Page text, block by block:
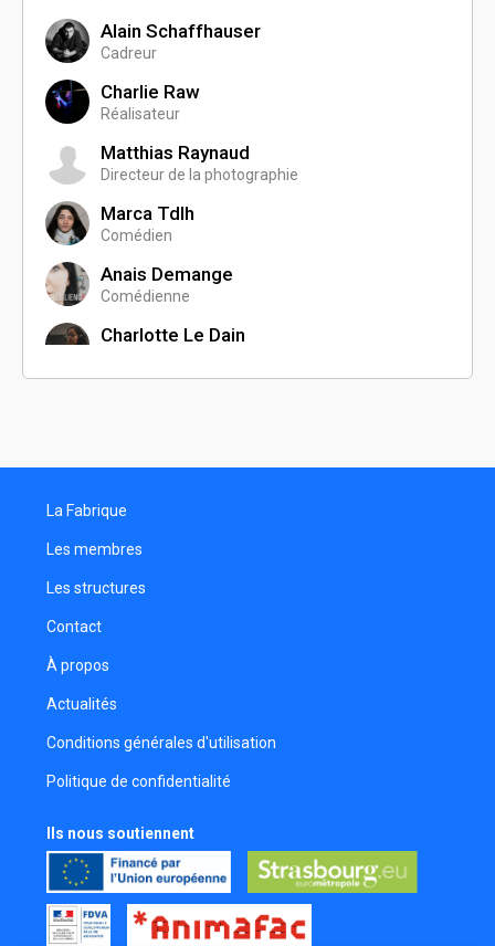
Alain Schaffhauser
Cadreur
Charlie Raw
Réalisateur
Matthias Raynaud
Directeur de la photographie
Marca Tdlh
Comédien
Anais Demange
Comédienne
Charlotte Le Dain
La Fabrique
Les membres
Les structures
Contact
À propos
Actualités
Conditions générales d'utilisation
Politique de confidentialité
Ils nous soutiennent